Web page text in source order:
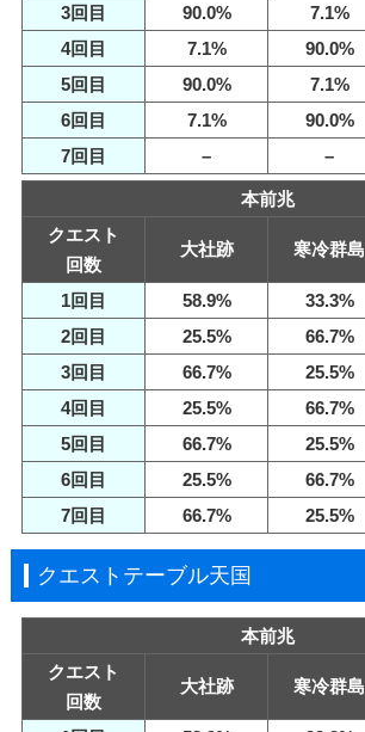
3回目
90.0% 7.1%
4回目
7.1% 90.0%
5回目
90.0% 7.1%
6回目
7.1% 90.0%
7回目
– –
本前兆
クエスト
回数
大社跡 寒冷群島
1回目 58.9% 33.3%
2回目
25.5% 66.7%
3回目
66.7% 25.5%
4回目
25.5% 66.7%
5回目
66.7% 25.5%
6回目
25.5% 66.7%
7回目
66.7% 25.5%
クエストテーブル天国
本前兆
クエスト
回数
大社跡 寒冷群島